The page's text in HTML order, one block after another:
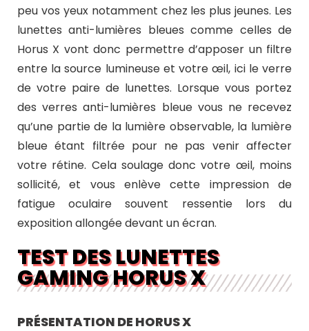
peu vos yeux notamment chez les plus jeunes. Les
lunettes anti-lumières bleues comme celles de
Horus X vont donc permettre d’apposer un filtre
entre la source lumineuse et votre œil, ici le verre
de votre paire de lunettes. Lorsque vous portez
des verres anti-lumières bleue vous ne recevez
qu’une partie de la lumière observable, la lumière
bleue étant filtrée pour ne pas venir affecter
votre rétine. Cela soulage donc votre œil, moins
sollicité, et vous enlève cette impression de
fatigue oculaire souvent ressentie lors du
exposition allongée devant un écran.
TEST DES LUNETTES
GAMING HORUS X
PRÉSENTATION DE HORUS X